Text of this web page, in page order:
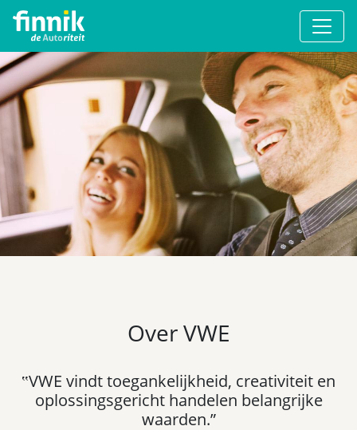
Over VWE
‟VWE vindt toegankelijkheid, creativiteit en
oplossingsgericht handelen belangrijke
waarden.”